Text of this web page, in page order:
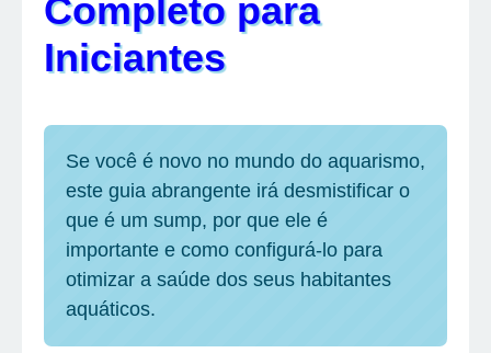
Completo para
Iniciantes
Se você é novo no mundo do aquarismo,
este guia abrangente irá desmistificar o
que é um sump, por que ele é
importante e como configurá-lo para
otimizar a saúde dos seus habitantes
aquáticos.